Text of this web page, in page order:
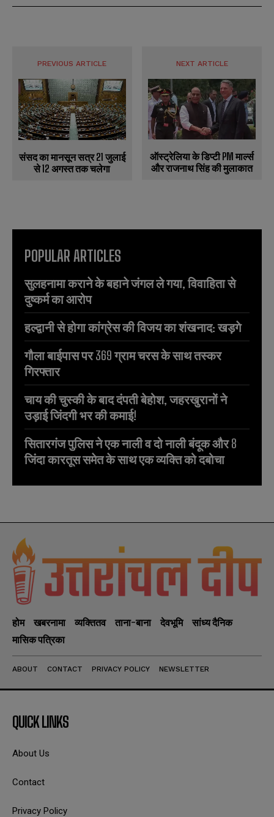
PREVIOUS ARTICLE
संसद का मानसून सत्र 21 जुलाई
से 12 अगस्त तक चलेगा
NEXT ARTICLE
ऑस्ट्रेलिया के डिप्टी PM मार्ल्स
और राजनाथ सिंह की मुलाकात
POPULAR ARTICLES
सुलहनामा कराने के बहाने जंगल ले गया, विवाहिता से
दुष्कर्म का आरोप
हल्द्वानी से होगा कांग्रेस की विजय का शंखनाद: खड़गे
गौला बाईपास पर 369 ग्राम चरस के साथ तस्कर
गिरफ्तार
चाय की चुस्की के बाद दंपती बेहोश, जहरखुरानों ने
उड़ाई जिंदगी भर की कमाई!
सितारगंज पुलिस ने एक नाली व दो नाली बंदूक और 8
जिंदा कारतूस समेत के साथ एक व्यक्ति को दबोचा
होम खबरनामा व्यक्तितव ताना-बाना देवभूमि
सांध्य दैनिक
मासिक पत्रिका
ABOUT CONTACT PRIVACY POLICY NEWSLETTER
QUICK LINKS
About Us
Contact
Privacy Policy